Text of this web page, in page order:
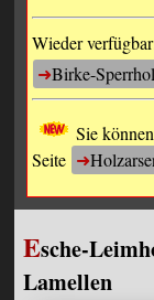
Wieder
Birke-
Sie
Seite
Esche-
Lamellen